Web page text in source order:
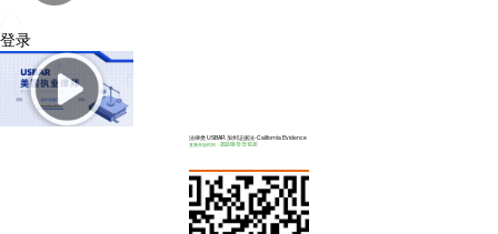
登录
法律类 USBAR 加州证据法-California Evidence
直播开始时间：2022-08-19 15:16:20